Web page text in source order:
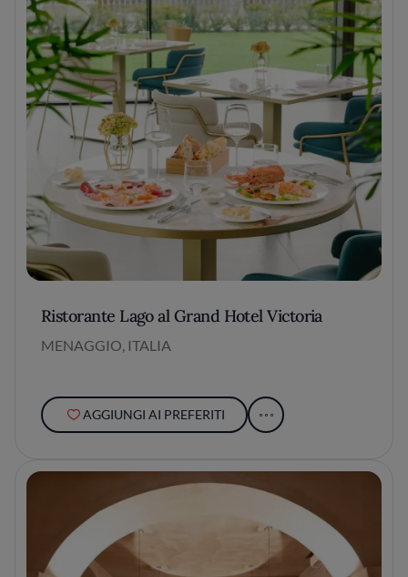
Ristorante Lago al Grand Hotel Victoria
MENAGGIO, ITALIA
AGGIUNGI AI PREFERITI